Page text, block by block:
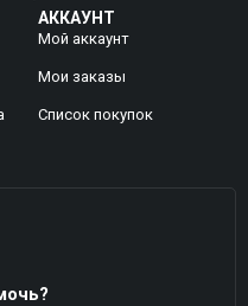
АККАУНТ
Мой аккаунт
Mои заказы
Список покупок